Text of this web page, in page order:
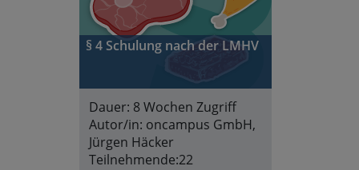
§ 4 Schulung nach der LMHV
Dauer: 8 Wochen Zugriff
Autor/in: oncampus GmbH,
Jürgen Häcker
Teilnehmende:22